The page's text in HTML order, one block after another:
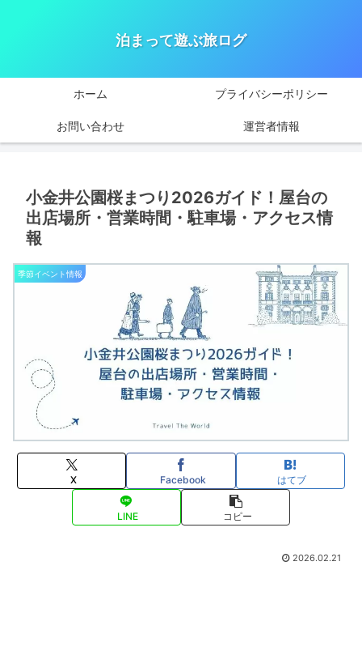
泊まって遊ぶ旅ログ
ホーム プライバシーポリシー
お問い合わせ 運営者情報
小金井公園桜まつり2026ガイド！屋台の
出店場所・営業時間・駐車場・アクセス情
報
季節イベント情報
X Facebook はてブ
LINE コピー
2026.02.21